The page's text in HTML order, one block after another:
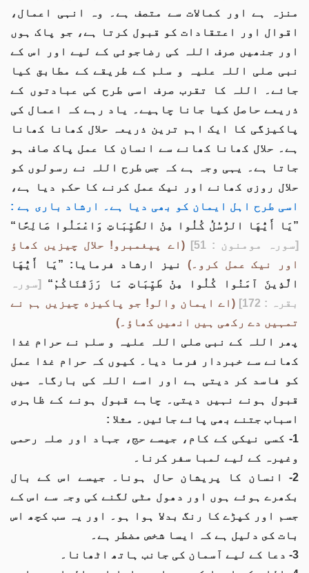
منزہ ہے اور کمالات سے متصف ہے۔ وہ انہی اعمال،
اقوال اور اعتقادات کو قبول کرتا ہے، جو پاک ہوں
اور جنھیں صرف اللہ کی رضاجوئی کے لیے اور اس کے
نبی صلی اللہ علیہ و سلم کے طریقے کے مطابق کیا
جائے۔ اللہ کا تقرب صرف اسی طرح کی عبادتوں کے
ذریعے حاصل کیا جانا چاہیے۔ یاد رہے کہ اعمال کی
پاکیزگی کا ایک اہم ترین ذریعہ حلال کھانا کھانا
ہے۔ حلال کھانا کھانے سے انسان کا عمل پاک صاف ہو
جاتا ہے۔ یہی وجہ ہے کہ جس طرح اللہ نے رسولوں کو
حلال روزی کھانے اور نیک عمل کرنے کا حکم دیا ہے،
اسی طرح اہل ایمان کو بھی دیا ہے۔ ارشاد باری ہے :
”يَا أَيُّهَا الرُّسُلُ كُلُوا مِنْ الطَّيِّبَاتِ وَاعْمَلُوا صَالِحًا“
[سورہ مومنون : 51]
(اے پیغمبرو! حلال چیزیں کھاؤ
اور نیک عمل کرو۔) نیز ارشاد فرمایا: ”يَا أَيُّهَا
الَّذِينَ آمَنُوا كُلُوا مِنْ طَيِّبَاتِ مَا رَزَقْنَاكُمْ“
[سورہ
بقرہ : 172]
(اے ایمان والو! جو پاکیزه چیزیں ہم نے
تمہیں دے رکھی ہیں انھیں کھاؤ۔)
پھر اللہ کے نبی صلی اللہ علیہ و سلم نے حرام غذا
کھانے سے خبردار فرما دیا۔ کیوں کہ حرام غذا عمل
کو فاسد کر دیتی ہے اور اسے اللہ کی بارگاہ میں
قبول ہونے نہیں دیتی۔ چاہے قبول ہونے کے ظاہری
اسباب جتنے بھی پائے جائیں۔ مثلا :
1- کسی نیکی کے کام، جیسے حج، جہاد اور صلہ رحمی
وغیرہ کے لیے لمبا سفر کرنا۔
2- انسان کا پریشان حال ہونا۔ جیسے اس کے بال
بکھرے ہوئے ہوں اور دھول مٹی لگنے کی وجہ سے اس کے
جسم اور کپڑے کا رنگ بدلا ہوا ہو۔ اور یہ سب کچھ اس
بات کى دلیل ہے کہ ایسا شخص مضطر ہے۔
3- دعا کے لیے آسمان کی جانب ہاتھ اٹھانا۔